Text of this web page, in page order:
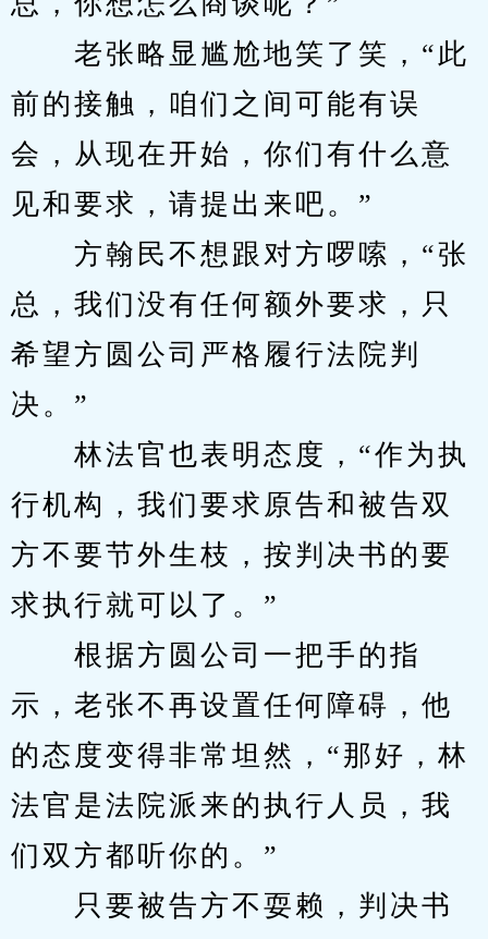
老张略显尴尬地笑了笑，“此
前的接触，咱们之间可能有误
会，从现在开始，你们有什么意
见和要求，请提出来吧。”
方翰民不想跟对方啰嗦，“张
总，我们没有任何额外要求，只
希望方圆公司严格履行法院判
决。”
林法官也表明态度，“作为执
行机构，我们要求原告和被告双
方不要节外生枝，按判决书的要
求执行就可以了。”
根据方圆公司一把手的指
示，老张不再设置任何障碍，他
的态度变得非常坦然，“那好，林
法官是法院派来的执行人员，我
们双方都听你的。”
只要被告方不耍赖，判决书